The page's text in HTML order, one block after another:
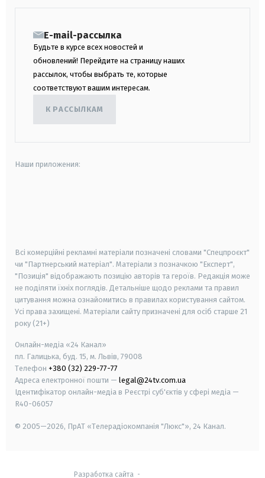
E-mail-рассылка
Будьте в курсе всех новостей и
обновлений! Перейдите на страницу наших
рассылок, чтобы выбрать те, которые
соответствуют вашим интересам.
К РАССЫЛКАМ
Наши приложения:
Всі комерційні рекламні матеріали позначені словами "Спецпроєкт"
чи "Партнерський матеріал". Матеріали з позначкою "Експерт",
"Позиція" відображають позицію авторів та героїв. Редакція може
не поділяти їхніх поглядів. Детальніше щодо реклами та правил
цитування можна ознайомитись в правилах користування сайтом.
Усі права захищені. Матеріали сайту призначені для осіб старше 21
року (21+)
Онлайн-медіа «24 Канал»
пл. Галицька, буд. 15, м. Львів, 79008
Телефон +380 (32) 229-77-77
Адреса електронної пошти — legal@24tv.com.ua
Ідентифікатор онлайн-медіа в Реєстрі суб'єктів у сфері медіа —
R40-06057
© 2005—2026, ПрАТ «Телерадіокомпанія "Люкс"», 24 Канал.
Разработка сайта -